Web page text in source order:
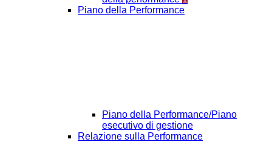
Piano della Performance
Piano della Performance/Piano
esecutivo di gestione
Relazione sulla Performance